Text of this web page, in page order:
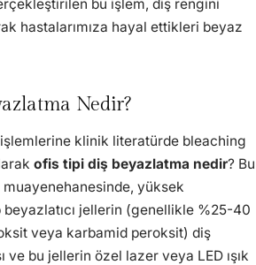
bu işlem, diş rengini
hastalarımıza hayal ettikleri beyaz
Nedir?
klinik literatürde bleaching
ofis tipi diş beyazlatma nedir? Bu
yüksek
jellerin (genellikle %25-40
veya karbamid peroksit) diş
ve bu jellerin özel lazer veya LED ışık